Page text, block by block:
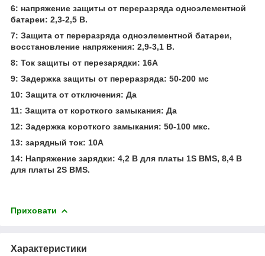
6: напряжение защиты от переразряда одноэлементной
батареи: 2,3-2,5 В.
7: Защита от переразряда одноэлементной батареи,
восстановление напряжения: 2,9-3,1 В.
8: Ток защиты от перезарядки: 16А
9: Задержка защиты от переразряда: 50-200 мс
10: Защита от отключения: Да
11: Защита от короткого замыкания: Да
12: Задержка короткого замыкания: 50-100 мкс.
13: зарядный ток: 10А
14: Напряжение зарядки: 4,2 В для платы 1S BMS, 8,4 В
для платы 2S BMS.
Приховати
Характеристики